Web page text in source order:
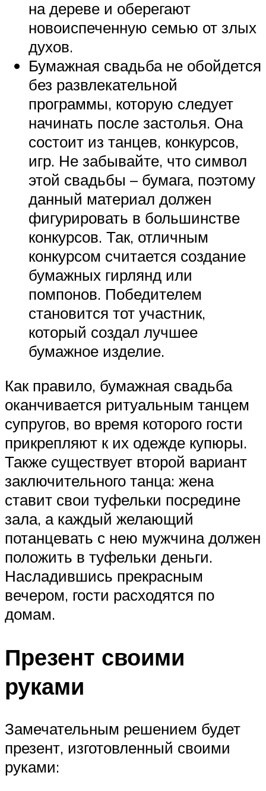
на дереве и оберегают
новоиспеченную семью от злых
духов.
Бумажная свадьба не обойдется
без развлекательной
программы, которую следует
начинать после застолья. Она
состоит из танцев, конкурсов,
игр. Не забывайте, что символ
этой свадьбы – бумага, поэтому
данный материал должен
фигурировать в большинстве
конкурсов. Так, отличным
конкурсом считается создание
бумажных гирлянд или
помпонов. Победителем
становится тот участник,
который создал лучшее
бумажное изделие.
Как правило, бумажная свадьба
оканчивается ритуальным танцем
супругов, во время которого гости
прикрепляют к их одежде купюры.
Также существует второй вариант
заключительного танца: жена
ставит свои туфельки посредине
зала, а каждый желающий
потанцевать с нею мужчина должен
положить в туфельки деньги.
Насладившись прекрасным
вечером, гости расходятся по
домам.
Презент своими
руками
Замечательным решением будет
презент, изготовленный своими
руками: